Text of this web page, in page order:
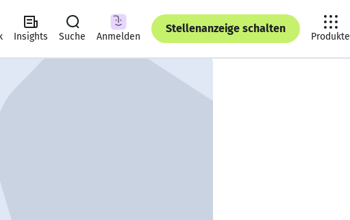
Insights Suche Anmelden
Stellenanzeige schalten
Produkte